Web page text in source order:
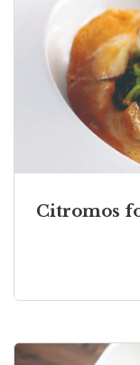
Citromos